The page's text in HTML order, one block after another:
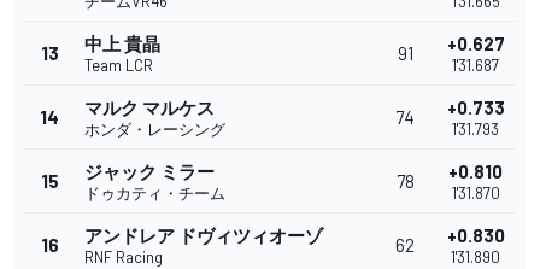
13 中上 貴晶
Team LCR
91 +0.627
1'31.687
14 マルク マルケス
ホンダ・レーシング
74 +0.733
1'31.793
15 ジャック ミラー
ドゥカティ・チーム
78 +0.810
1'31.870
16 アンドレア ドヴィツィオーゾ
RNF Racing
62 +0.830
1'31.890